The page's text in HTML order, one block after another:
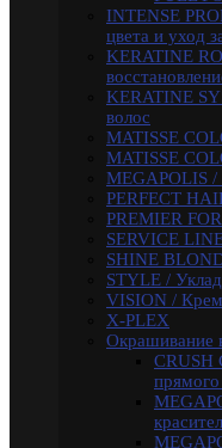
(96)
OLLIN
OLLIN
BLOND
OXY -
N-JOY /
N-JOY -
SILK
SILK
Крем
SILK
Fluid
Kondor
ARABIAN SPA
ARABIAN
SKINCARE /
FAST SHADE
HAIR &
INTENSE
цвета и уход
KERATINE
KERATINE
волос
MATISSE
MATISSE
MEGAPOLIS /
PERFECT
PREMIER
SERVICE
SHINE
STYLE /
VISION /
X-PLEX
Окрашивание
CRUSH